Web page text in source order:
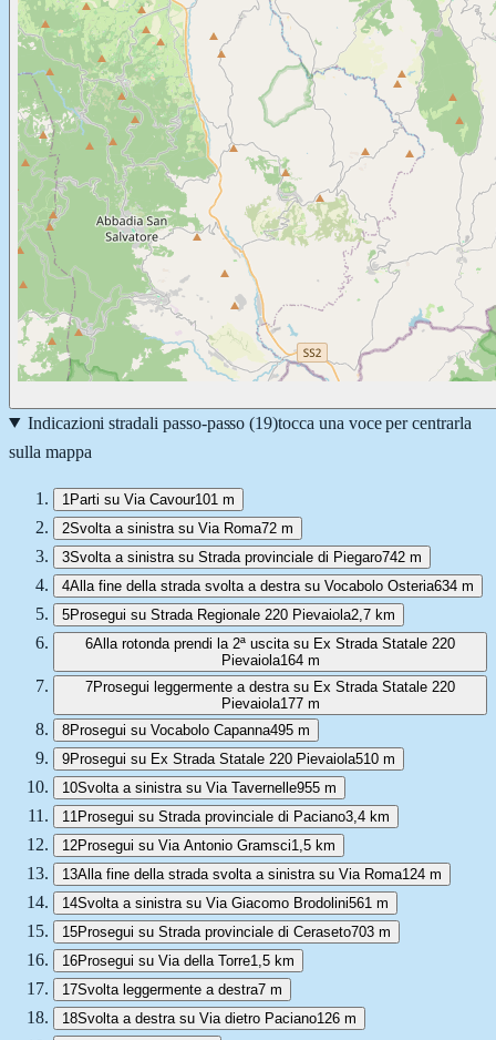
Indicazioni stradali passo-passo (19)tocca una voce per centrarla
sulla mappa
1 Parti su Via Cavour101 m
2Svolta a sinistra su Via Roma72 m
3Svolta a sinistra su Strada provinciale di Piegaro742 m
4Alla fine della strada svolta a destra su Vocabolo Osteria634 m
5Prosegui su Strada Regionale 220 Pievaiola2,7 km
6Alla rotonda prendi la 2ª uscita su Ex Strada Statale 220
Pievaiola164 m
7Prosegui leggermente a destra su Ex Strada Statale 220
Pievaiola177 m
8Prosegui su Vocabolo Capanna495 m
9Prosegui su Ex Strada Statale 220 Pievaiola510 m
10Svolta a sinistra su Via Tavernelle955 m
11 Prosegui su Strada provinciale di Paciano3,4 km
12Prosegui su Via Antonio Gramsci1,5 km
13Alla fine della strada svolta a sinistra su Via Roma124 m
14Svolta a sinistra su Via Giacomo Brodolini561 m
15Prosegui su Strada provinciale di Ceraseto703 m
16Prosegui su Via della Torre1,5 km
17Svolta leggermente a destra7 m
18Svolta a destra su Via dietro Paciano126 m